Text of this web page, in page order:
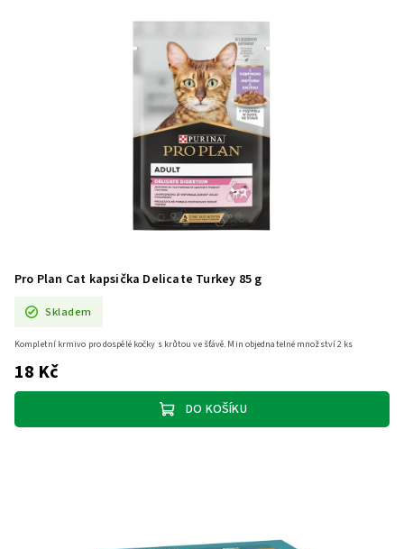
Pro Plan Cat kapsička Delicate Turkey 85 g
Skladem
18 Kč
DO KOŠÍKU
Kompletní krmivo pro dospělé kočky s krůtou ve šťávě. Min objednatelné množství 2 ks